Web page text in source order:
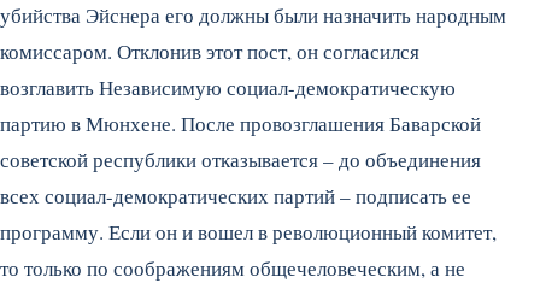
убийства Эйснера его должны были назначить народным
комиссаром. Отклонив этот пост, он согласился
возглавить Независимую социал-демократическую
партию в Мюнхене. После провозглашения Баварской
советской республики отказывается – до объединения
всех социал-демократических партий – подписать ее
программу. Если он и вошел в революционный комитет,
то только по соображениям общечеловеческим, а не